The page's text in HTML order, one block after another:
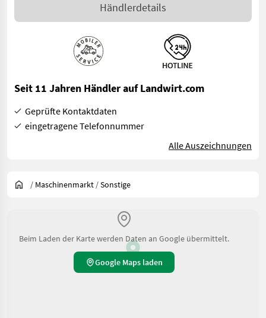
Händlerdetails
Seit 11 Jahren Händler auf Landwirt.com
Geprüfte Kontaktdaten
eingetragene Telefonnummer
Alle Auszeichnungen
/ Maschinenmarkt /Sonstige
Beim Laden der Karte werden Daten an Google übermittelt.
Google Maps laden